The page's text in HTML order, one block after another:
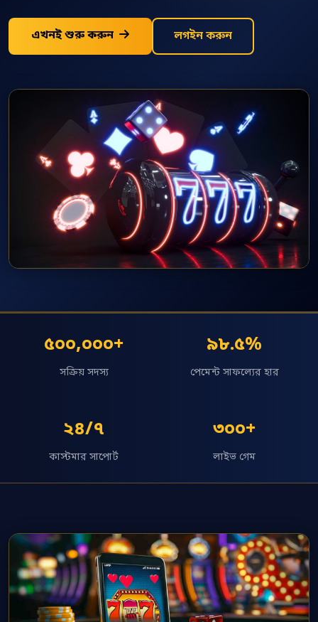
এখনই শুরু করুন লগইন করুন
৫০০,০০০+
সক্রিয় সদস্য
৯৮.৫%
পেমেন্ট সাফল্যের হার
২৪/৭
কাস্টমার সাপোর্ট
৩০০+
লাইভ গেম